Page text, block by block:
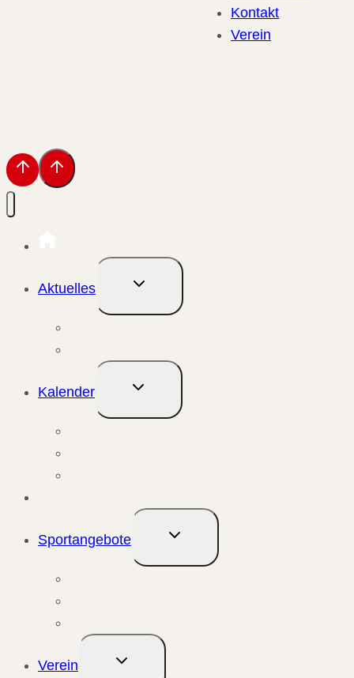
Kontakt
Verein
Aktuelles
Untermenü
umschalten
Kalender
Untermenü
umschalten
Sportangebote
Untermenü
umschalten
Verein
Untermenü